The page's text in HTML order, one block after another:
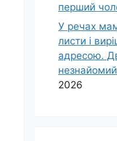
перший
У речах
листи і
адресою.
2026